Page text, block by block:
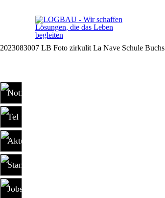
2023083007 LB Foto zirkulit La Nave Schule Buchs
Notfall +41 79 681 15 30
Tel +41 81 303 73 80
Aktuelles
Standorte
Jobs